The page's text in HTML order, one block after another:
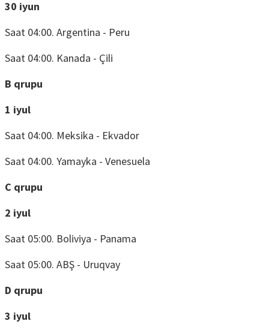
30 iyun
Saat 04:00. Argentina - Peru
Saat 04:00. Kanada - Çili
B qrupu
1 iyul
Saat 04:00. Meksika - Ekvador
Saat 04:00. Yamayka - Venesuela
C qrupu
2 iyul
Saat 05:00. Boliviya - Panama
Saat 05:00. ABŞ - Uruqvay
D qrupu
3 iyul